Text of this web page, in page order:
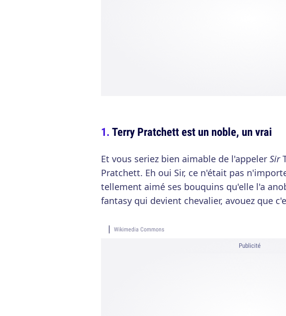
Terry Pratchett est un noble, un vrai
Et vous seriez bien aimable de l'appeler Sir
Pratchett. Eh oui Sir, ce n'était pas
tellement aimé ses bouquins qu'elle l'a
fantasy qui devient chevalier, avouez que
Wikimedia Commons
Publicité